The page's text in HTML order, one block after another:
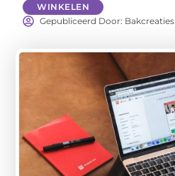
WINKELEN
Gepubliceerd Door: Bakcreaties